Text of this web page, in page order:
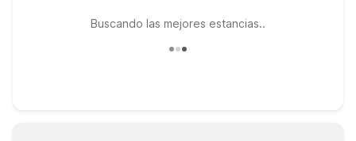
Buscando las mejores estancias..